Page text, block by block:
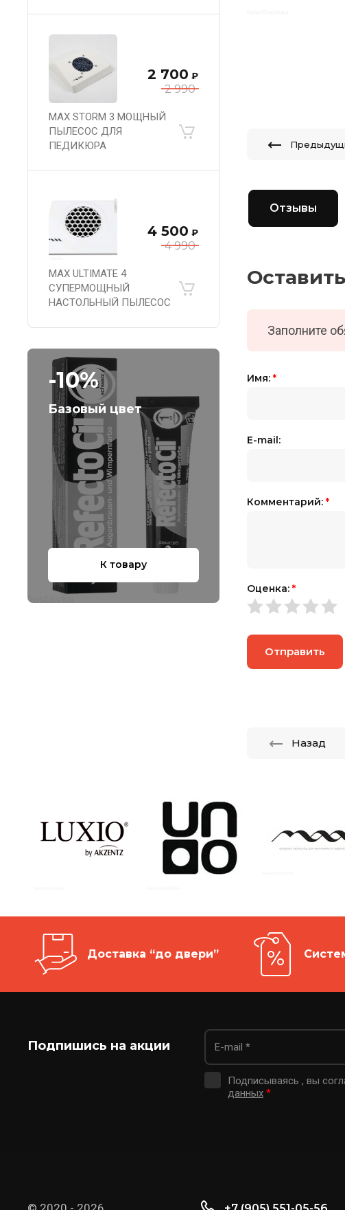
2 990
2 700 ₽
MAX STORM 3 МОЩНЫЙ
ПЫЛЕСОС ДЛЯ
ПЕДИКЮРА
4 990
4 500 ₽
MAX ULTIMATE 4
СУПЕРМОЩНЫЙ
НАСТОЛЬНЫЙ ПЫЛЕСОС
-10%
Базовый цвет
К товару
Отзывы
Заполните
Имя: *
E-mail:
Комментарий: *
Оценка: *
Отправить
Назад
Доставка “до двери”
Подпишись на акции
Подписываясь , вы
данных *